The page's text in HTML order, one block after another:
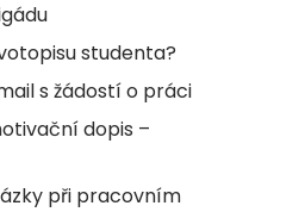
studenta?
s žádostí o práci
dopis –
při pracovním